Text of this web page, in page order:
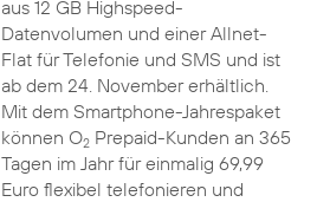
aus 12 GB Highspeed-
Datenvolumen und einer Allnet-
Flat für Telefonie und SMS und ist
ab dem 24. November erhältlich.
Mit dem Smartphone-Jahrespaket
können O2Prepaid-Kunden an 365
Tagen im Jahr für einmalig 69,99
Euro flexibel telefonieren und